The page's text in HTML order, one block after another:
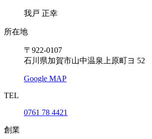
我戸 正幸
所在地
〒922-0107
石川県加賀市山中温泉上原町ヨ 52
Google MAP
TEL
0761 78 4421
創業